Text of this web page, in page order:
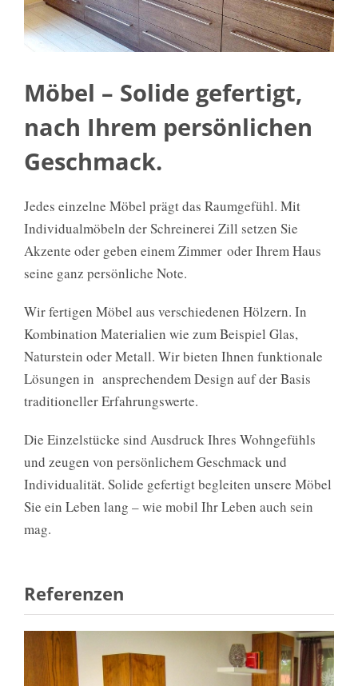
Möbel – Solide gefertigt,
nach Ihrem persönlichen
Geschmack.
Jedes einzelne Möbel prägt das Raumgefühl. Mit
Individualmöbeln der Schreinerei Zill setzen Sie
Akzente oder geben einem Zimmer oder Ihrem Haus
seine ganz persönliche Note.
Wir fertigen Möbel aus verschiedenen Hölzern. In
Kombination Materialien wie zum Beispiel Glas,
Naturstein oder Metall. Wir bieten Ihnen funktionale
Lösungen in ansprechendem Design auf der Basis
traditioneller Erfahrungswerte.
Die Einzelstücke sind Ausdruck Ihres Wohngefühls
und zeugen von persönlichem Geschmack und
Individualität. Solide gefertigt begleiten unsere Möbel
Sie ein Leben lang – wie mobil Ihr Leben auch sein
mag.
Referenzen